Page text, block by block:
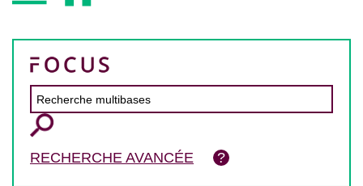
RECHERCHE AVANCÉE